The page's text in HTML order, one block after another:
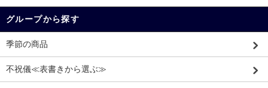
グループから探す
季節の商品
不祝儀≪表書きから選ぶ≫